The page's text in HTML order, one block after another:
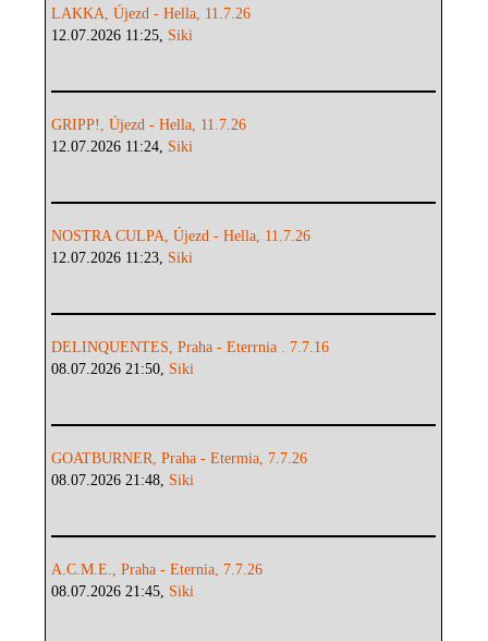
LAKKA, Újezd - Hella, 11.7.26
12.07.2026 11:25, Siki
GRIPP!, Újezd - Hella, 11.7.26
12.07.2026 11:24, Siki
NOSTRA CULPA, Újezd - Hella, 11.7.26
12.07.2026 11:23, Siki
DELINQUENTES, Praha - Eterrnia . 7.7.16
08.07.2026 21:50, Siki
GOATBURNER, Praha - Etermia, 7.7.26
08.07.2026 21:48, Siki
A.C.M.E., Praha - Eternia, 7.7.26
08.07.2026 21:45, Siki